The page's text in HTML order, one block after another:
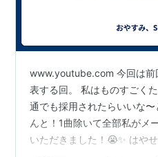
1998年、アルバム「いろ」
あり」との自主規制により
インメントが発売自粛。「
トとつくレコード会社とは
www.youtube.com 今回は前
表する回。 私はものすごく
通でも採用されたらいいな
んと！1曲除いて全部私がメ
いただきました！😭✨ はや